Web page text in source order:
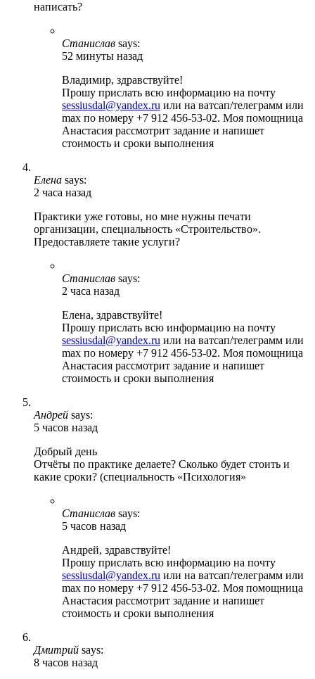
написать?
Станислав says:
52 минуты назад
Владимир, здравствуйте!
Прошу прислать всю информацию на почту
sessiusdal@yandex.ru или на ватсап/телеграмм или
max по номеру +7 912 456-53-02. Моя помощница
Анастасия рассмотрит задание и напишет
стоимость и сроки выполнения
Елена says:
2 часа назад
Практики уже готовы, но мне нужны печати
организации, специальность «Строительство».
Предоставляете такие услуги?
Станислав says:
2 часа назад
Елена, здравствуйте!
Прошу прислать всю информацию на почту
sessiusdal@yandex.ru или на ватсап/телеграмм или
max по номеру +7 912 456-53-02. Моя помощница
Анастасия рассмотрит задание и напишет
стоимость и сроки выполнения
Андрей says:
5 часов назад
Добрый день
Отчёты по практике делаете? Сколько будет стоить и
какие сроки? (специальность «Психология»
Станислав says:
5 часов назад
Андрей, здравствуйте!
Прошу прислать всю информацию на почту
sessiusdal@yandex.ru или на ватсап/телеграмм или
max по номеру +7 912 456-53-02. Моя помощница
Анастасия рассмотрит задание и напишет
стоимость и сроки выполнения
Дмитрий says:
8 часов назад